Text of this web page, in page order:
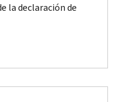
la declaración de